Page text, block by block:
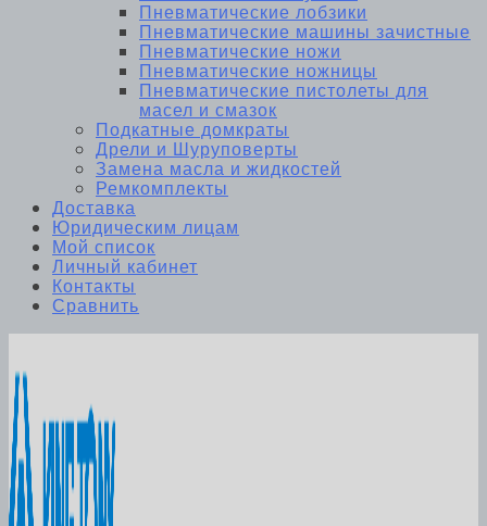
Пневматические лобзики
Пневматические машины зачистные
Пневматические ножи
Пневматические ножницы
Пневматические пистолеты для
масел и смазок
Подкатные домкраты
Дрели и Шуруповерты
Замена масла и жидкостей
Ремкомплекты
Доставка
Юридическим лицам
Мой список
Личный кабинет
Контакты
Сравнить